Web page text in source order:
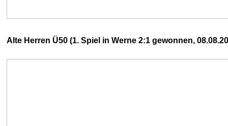
Alte Herren Ü50 (1. Spiel in Werne 2:1 gewonnen,